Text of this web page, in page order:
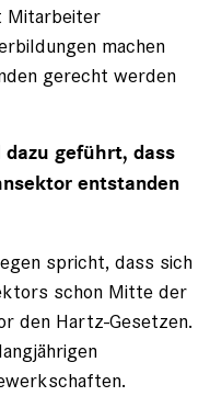
Mitarbeiter
machen
gerecht werden
dazu geführt, dass
entstanden
spricht, dass sich
schon Mitte der
den Hartz-Gesetzen.